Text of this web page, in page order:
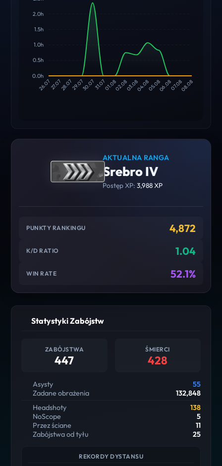
2.0h
1.5h
1.0h
0.5h
0.0h
26.0727.0728.0729.0730.0731.0701.0802.0803.0804.0805.0806.0807.0808.08
AKTUALNA RANGA
Srebro IV
Postęp XP: 3,988 XP
PUNKTY RANKINGU 4,872
K/D RATIO 1.04
WIN RATE 52.1%
Statystyki Zabójstw
ZABÓJSTWA
447
ŚMIERCI
428
Asysty
55
Zadane obrażenia
132,848
Headshoty
138
NoScope
5
Przez ściane
11
Zabójstwa od tyłu
25
REKORDY DYSTANSU